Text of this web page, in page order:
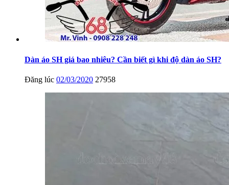
Dàn áo SH giá bao nhiêu? Cần biết gì khi độ dàn áo SH?
Đăng lúc 02/03/2020 27958